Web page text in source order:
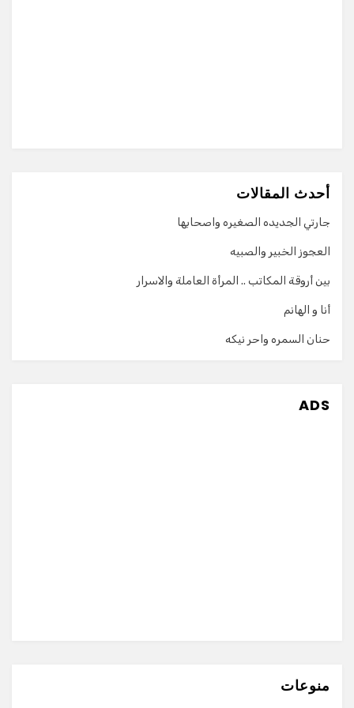
أحدث المقالات
جارتي الجديده الصغيره واصحابها
العجوز الخبير والصبيه
بين أروقة المكاتب .. المرأة العاملة والاسرار
أنا و الهانم
حنان السمره واحر نيكه
ADS
منوعات